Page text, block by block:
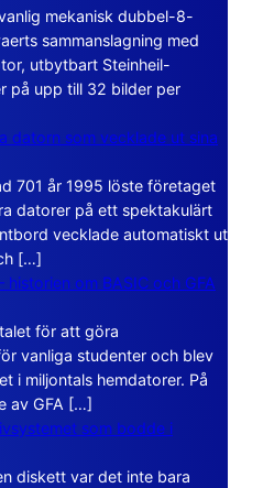
mekanisk dubbel-8-
sammanslagning med
utbytbart Steinheil-
på upp till 32 bilder per
datorn som vecklade ut sina
701 år 1995 löste företaget
datorer på ett spektakulärt
vecklade automatiskt ut
[…]
om BASIC och GFA
för att göra
vanliga studenter och blev
i miljontals hemdatorer. På
av GFA […]
som bodde i
diskett var det inte bara